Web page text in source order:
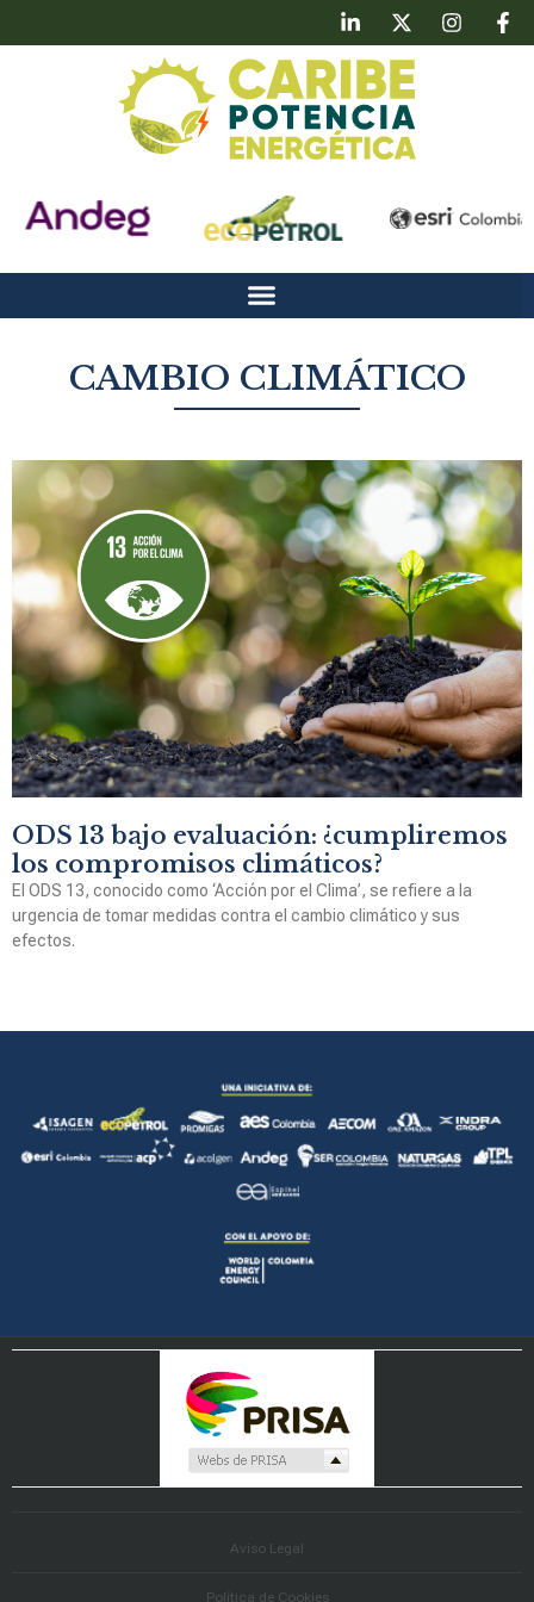
CAMBIO CLIMÁTICO
ODS 13 bajo evaluación: ¿cumpliremos
los compromisos climáticos?
El ODS 13, conocido como ‘Acción por el Clima’, se refiere a la
urgencia de tomar medidas contra el cambio climático y sus
efectos.
Aviso Legal
Política de Cookies